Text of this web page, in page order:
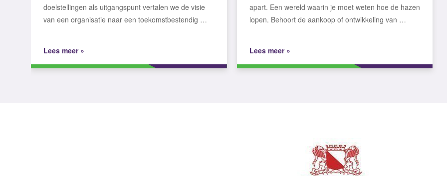
doelstellingen als uitgangspunt vertalen we de visie
van een organisatie naar een toekomstbestendig …
Lees meer »
apart. Een wereld waarin je moet weten hoe de hazen
lopen. Behoort de aankoop of ontwikkeling van …
Lees meer »